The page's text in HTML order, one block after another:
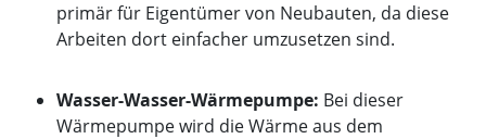
primär für Eigentümer von Neubauten, da diese
Arbeiten dort einfacher umzusetzen sind.
Wasser-Wasser-Wärmepumpe: Bei dieser
Wärmepumpe wird die Wärme aus dem